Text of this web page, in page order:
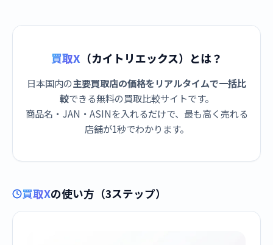
買取X （カイトリエックス）とは？
日本国内の主要買取店の価格をリアルタイムで一括比
較できる無料の買取比較サイトです。
商品名・JAN・ASINを入れるだけで、最も高く売れる
店舗が1秒でわかります。
買取Xの使い方（3ステップ）